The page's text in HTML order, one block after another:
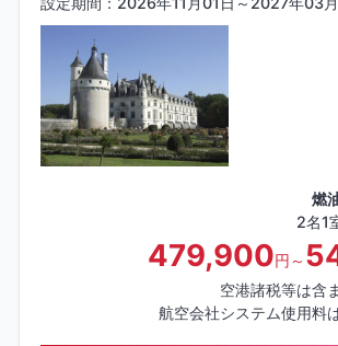
燃
2名1
479,900円～
空港諸税等は含
航空会社システム使用料